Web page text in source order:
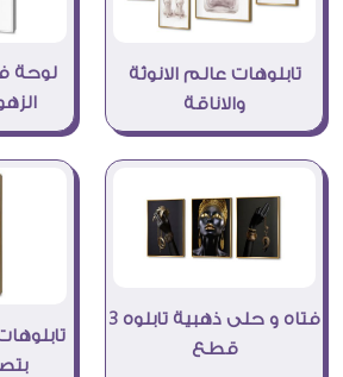
تابلوهات عالم الانوثة
والاناقة
لوحة
فتاه و حلى ذهبية تابلوه 3
قطع